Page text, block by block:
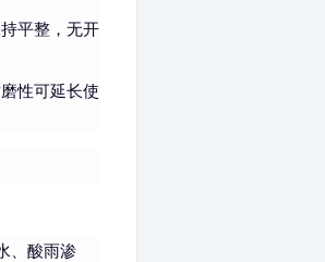
平整，无开
性可延长使
、酸雨渗